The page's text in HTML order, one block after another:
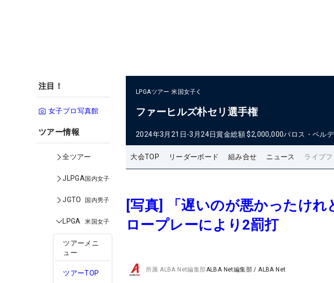
注目！
女子プロ写真館
ツアー情報
全ツアー
JLPGA国内女子
JGTO 国内男子
LPGA 米国女子
ツアーメニ
ュー
ツアーTOP
LPGAツアー 米国女子
ファーヒルズ朴セリ選手権
2024年3月21日-3月24日賞金総額 $2,000,000パロス・ベル
大会TOP リーダーボード 組み合せ ニュース ライブフ
[写真] 「遅いのが悪かったけ
ロープレーにより2罰打
所属ALBA Net編集部ALBA Net編集部 /ALBA Net